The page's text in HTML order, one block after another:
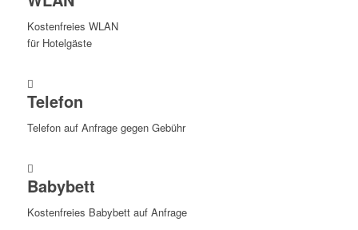
Kostenfreies WLAN
für Hotelgäste
Telefon
Telefon auf Anfrage gegen Gebühr
Babybett
Kostenfreies Babybett auf Anfrage